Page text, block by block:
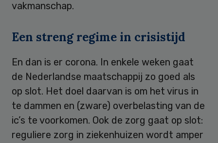
vakmanschap.
Een streng regime in crisistijd
En dan is er corona. In enkele weken gaat
de Nederlandse maatschappij zo goed als
op slot. Het doel daarvan is om het virus in
te dammen en (zware) overbelasting van de
ic’s te voorkomen. Ook de zorg gaat op slot:
reguliere zorg in ziekenhuizen wordt amper